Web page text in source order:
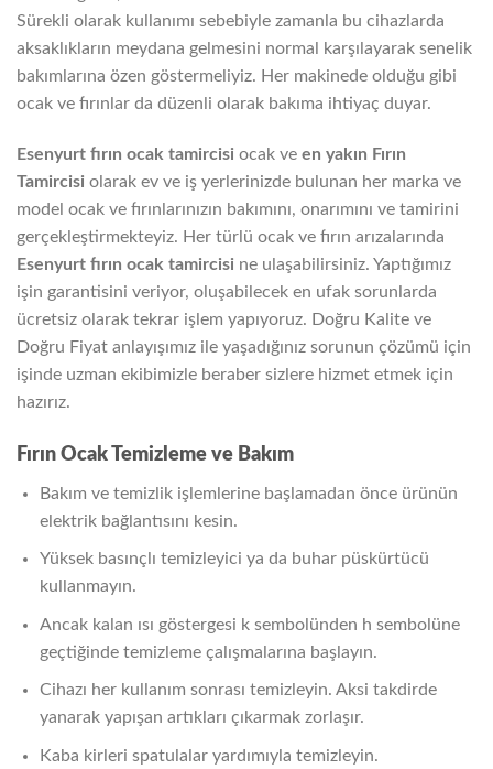
Sürekli olarak kullanımı sebebiyle zamanla bu cihazlarda
aksaklıkların meydana gelmesini normal karşılayarak senelik
bakımlarına özen göstermeliyiz. Her makinede olduğu gibi
ocak ve fırınlar da düzenli olarak bakıma ihtiyaç duyar.
Esenyurt fırın ocak tamircisi ocak ve en yakın Fırın
Tamircisi olarak ev ve iş yerlerinizde bulunan her marka ve
model ocak ve fırınlarınızın bakımını, onarımını ve tamirini
gerçekleştirmekteyiz. Her türlü ocak ve fırın arızalarında
Esenyurt fırın ocak tamircisi ne ulaşabilirsiniz. Yaptığımız
işin garantisini veriyor, oluşabilecek en ufak sorunlarda
ücretsiz olarak tekrar işlem yapıyoruz. Doğru Kalite ve
Doğru Fiyat anlayışımız ile yaşadığınız sorunun çözümü için
işinde uzman ekibimizle beraber sizlere hizmet etmek için
hazırız.
Fırın Ocak Temizleme ve Bakım
Bakım ve temizlik işlemlerine başlamadan önce ürünün
elektrik bağlantısını kesin.
Yüksek basınçlı temizleyici ya da buhar püskürtücü
kullanmayın.
Ancak kalan ısı göstergesi k sembolünden h sembolüne
geçtiğinde temizleme çalışmalarına başlayın.
Cihazı her kullanım sonrası temizleyin. Aksi takdirde
yanarak yapışan artıkları çıkarmak zorlaşır.
Kaba kirleri spatulalar yardımıyla temizleyin.